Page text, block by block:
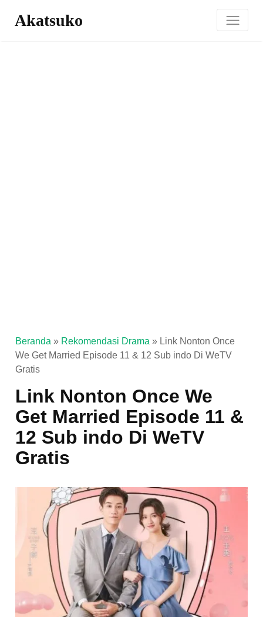
Akatsuko
Beranda » Rekomendasi Drama » Link Nonton Once
We Get Married Episode 11 & 12 Sub indo Di WeTV
Gratis
Link Nonton Once We
Get Married Episode 11 &
12 Sub indo Di WeTV
Gratis